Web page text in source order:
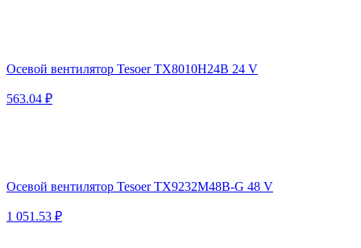
Осевой вентилятор Tesoer TX8010H24B 24 V
563.04 ₽
Осевой вентилятор Tesoer TX9232M48B-G 48 V
1 051.53 ₽